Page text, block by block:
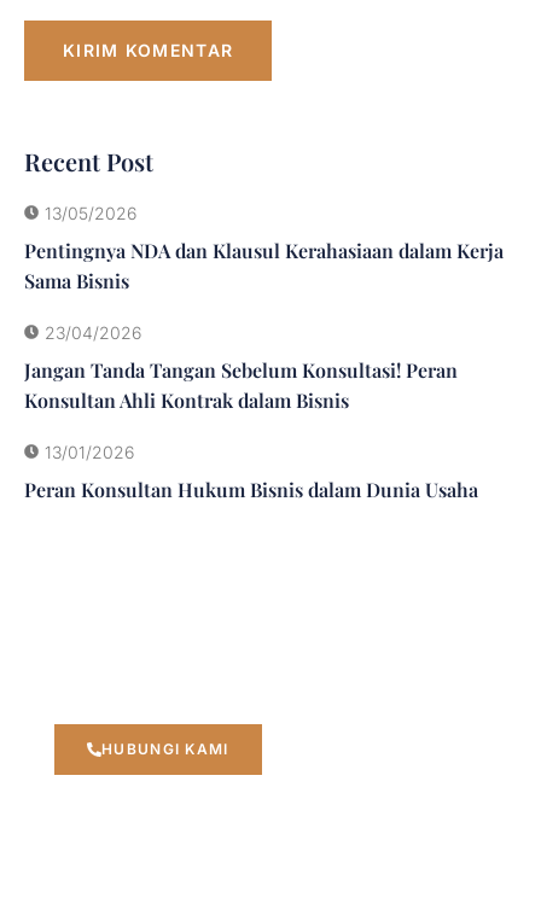
Recent Post
13/05/2026
Pentingnya NDA dan Klausul Kerahasiaan dalam Kerja
Sama Bisnis
23/04/2026
Jangan Tanda Tangan Sebelum Konsultasi! Peran
Konsultan Ahli Kontrak dalam Bisnis
13/01/2026
Peran Konsultan Hukum Bisnis dalam Dunia Usaha
HUBUNGI KAMI